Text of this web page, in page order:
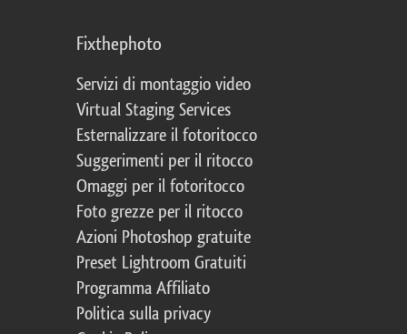
Fixthephoto
Servizi di montaggio video
Virtual Staging Services
Esternalizzare il fotoritocco
Suggerimenti per il ritocco
Omaggi per il fotoritocco
Foto grezze per il ritocco
Azioni Photoshop gratuite
Preset Lightroom Gratuiti
Programma Affiliato
Politica sulla privacy